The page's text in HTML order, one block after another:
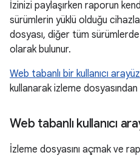
İzinizi paylaşırken raporun
sürümlerin yüklü olduğu
dosyası, diğer tüm
olarak bulunur.
Web tabanlı bir kullanıcı
kullanarak izleme
Web tabanlı kullanıcı
İzleme dosyasını açmak ve